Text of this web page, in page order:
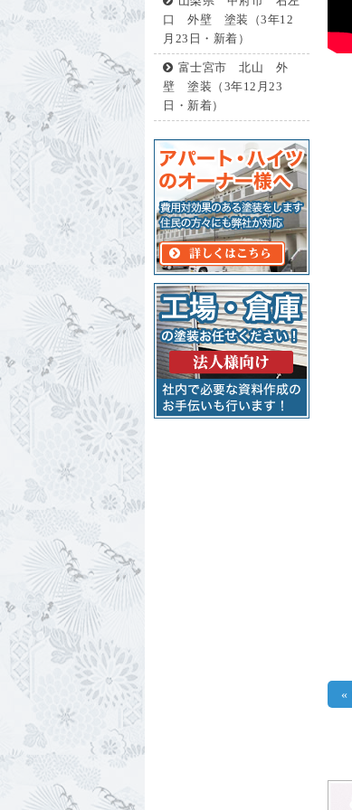
口 外壁 塗装（3年12
月23日・新着）
富士宮市 北山 外
壁 塗装（3年12月23
日・新着）
«